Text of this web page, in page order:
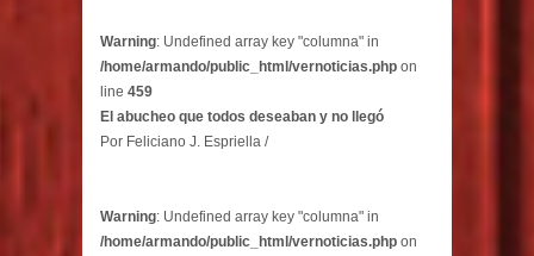
Warning: Undefined array key "columna" in
/home/armando/public_html/vernoticias.php on
line 459
El abucheo que todos deseaban y no llegó
Por Feliciano J. Espriella /
Warning: Undefined array key "columna" in
/home/armando/public_html/vernoticias.php on